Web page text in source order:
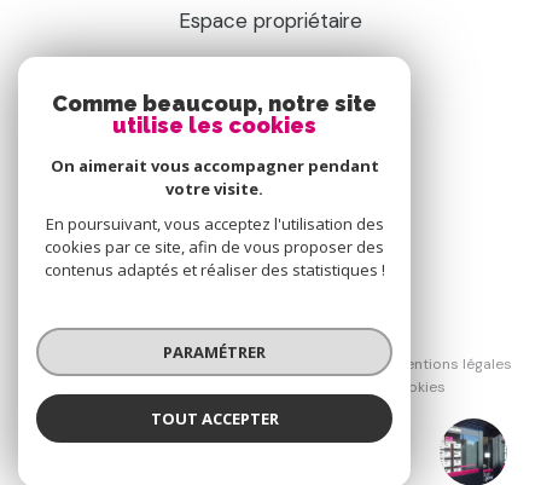
Groupe GTI Saint-Etienne
Espace propriétaire
SE CONNECTER
© 2026 | Tous droits réservés
Nos honoraires
Nos partenaires
Mentions légales
Cookies
Comme beaucoup, notre site
utilise les cookies
On aimerait vous accompagner pendant
votre visite.
En poursuivant, vous acceptez l'utilisation des
cookies par ce site, afin de vous proposer des
contenus adaptés et réaliser des statistiques !
PARAMÉTRER
TOUT ACCEPTER